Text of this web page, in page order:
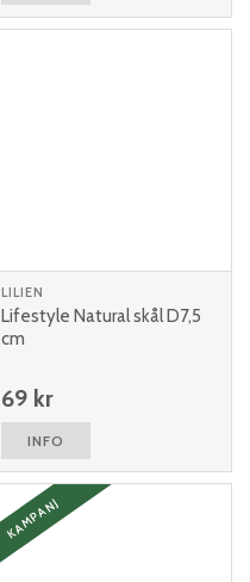
LILIEN
Lifestyle Natural skål D7,5
cm
69 kr
INFO
KAMPANJ